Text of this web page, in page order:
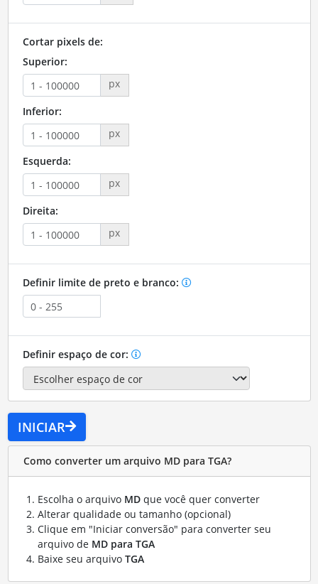
Cortar pixels de:
Superior:
px
Inferior:
px
Esquerda:
px
Direita:
px
Definir limite de preto e branco:
Definir espaço de cor:
INICIAR
Como converter um arquivo MD para TGA?
Escolha o arquivo MDque você quer converter
Alterar qualidade ou tamanho (opcional)
Clique em "Iniciar conversão" para converter seu
arquivo de MD para TGA
Baixe seu arquivo TGA